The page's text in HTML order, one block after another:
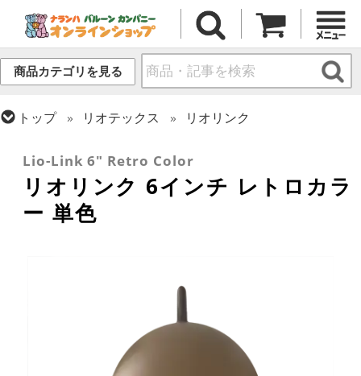
商品カテゴリを見る
トップ リオテックス
リオリンク
Lio-Link 6" Retro Color
リオリンク 6インチ レトロカラ
ー 単色